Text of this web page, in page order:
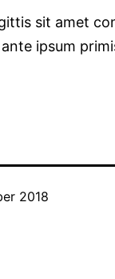
sit amet
ipsum
2018